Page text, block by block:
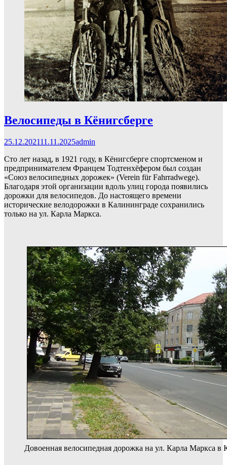
Велосипеды в Кёнигсберге
25.12.202111.11.2025admin
Сто лет назад, в 1921 году, в Кёнигсберге спортсменом и
предпринимателем Францем Тодтенхёфером был создан
«Союз велосипедных дорожек» (Verein für Fahrradwege).
Благодаря этой организации вдоль улиц города появились
дорожки для велосипедов. До настоящего времени
исторические велодорожки в Калининграде сохранились
только на ул. Карла Маркса.
Довоенная велосипедная дорожка на ул. Карла Маркса в